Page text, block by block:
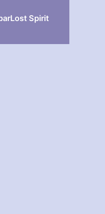
Lost Spirit